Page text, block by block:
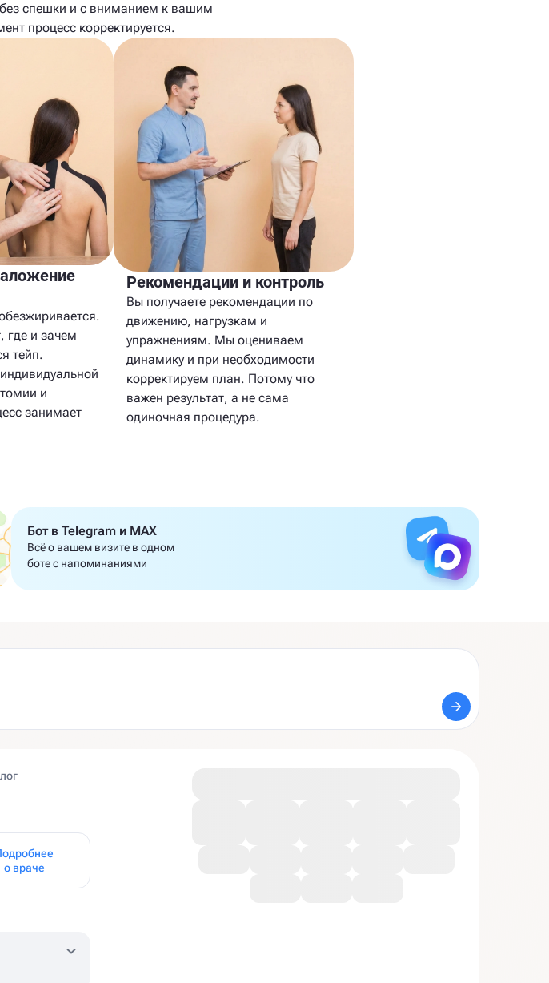
спешки и с вниманием к вашим
процесс корректируется.
где и зачем
тейп.
и
занимает
Рекомендации и контроль
Вы получаете рекомендации по
движению, нагрузкам и
упражнениям. Мы оцениваем
динамику и при необходимости
корректируем план. Потому что
важен результат, а не сама
одиночная процедура.
Бот в Telegram и MAX
Всё о вашем визите в одном
боте с напоминаниями
о враче